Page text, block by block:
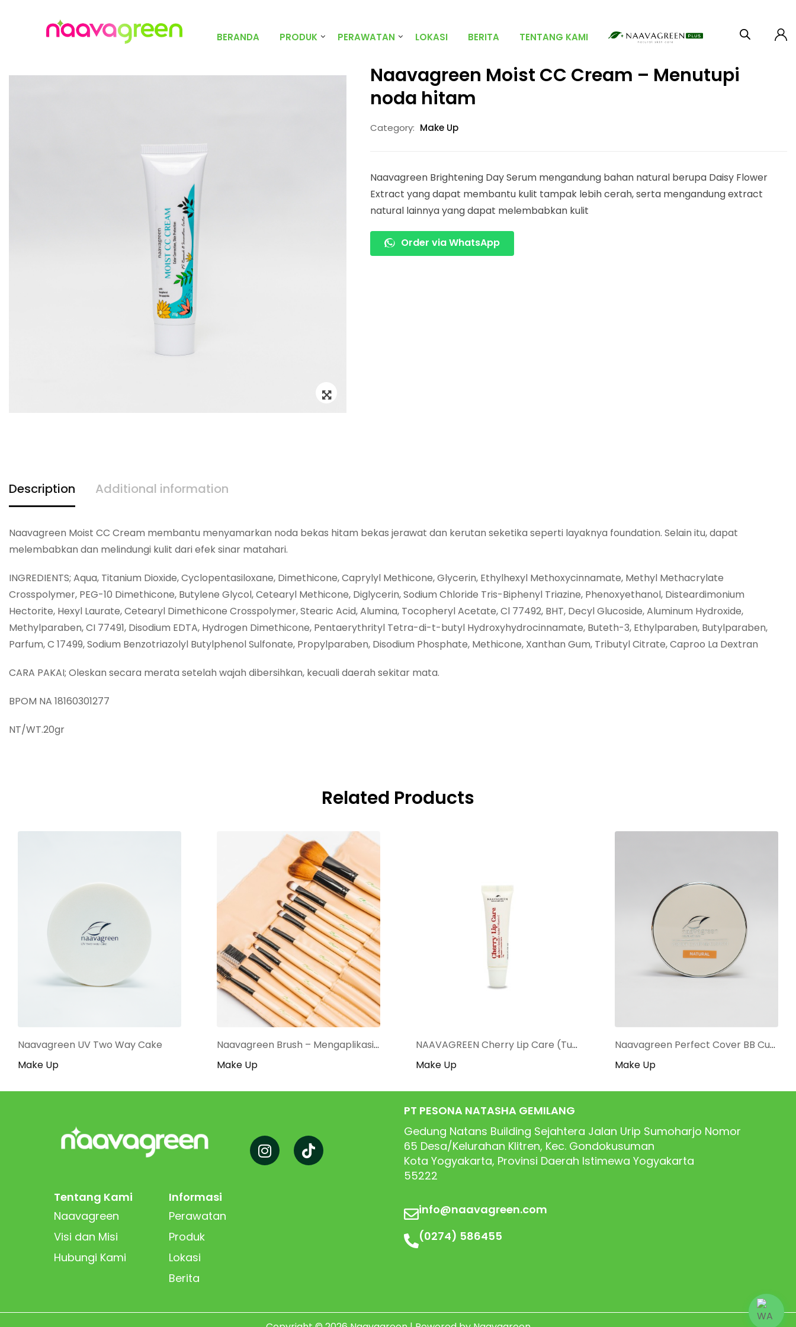
BERANDA PRODUK PERAWATAN LOKASI BERITA TENTANG KAMI
Naavagreen Moist CC Cream – Menutupi
noda hitam
Category: Make Up
Naavagreen Brightening Day Serum mengandung bahan natural berupa Daisy Flower
Extract yang dapat membantu kulit tampak lebih cerah, serta mengandung extract
natural lainnya yang dapat melembabkan kulit
Order via WhatsApp
Description Additional information
Naavagreen Moist CC Cream membantu menyamarkan noda bekas hitam bekas jerawat dan kerutan seketika seperti layaknya foundation. Selain itu, dapat
melembabkan dan melindungi kulit dari efek sinar matahari.
INGREDIENTS; Aqua, Titanium Dioxide, Cyclopentasiloxane, Dimethicone, Caprylyl Methicone, Glycerin, Ethylhexyl Methoxycinnamate, Methyl Methacrylate
Crosspolymer, PEG-10 Dimethicone, Butylene Glycol, Cetearyl Methicone, Diglycerin, Sodium Chloride Tris-Biphenyl Triazine, Phenoxyethanol, Disteardimonium
Hectorite, Hexyl Laurate, Cetearyl Dimethicone Crosspolymer, Stearic Acid, Alumina, Tocopheryl Acetate, Cl 77492, BHT, Decyl Glucoside, Aluminum Hydroxide,
Methylparaben, CI 77491, Disodium EDTA, Hydrogen Dimethicone, Pentaerythrityl Tetra-di-t-butyl Hydroxyhydrocinnamate, Buteth-3, Ethylparaben, Butylparaben,
Parfum, C 17499, Sodium Benzotriazolyl Butylphenol Sulfonate, Propylparaben, Disodium Phosphate, Methicone, Xanthan Gum, Tributyl Citrate, Caproo La Dextran
CARA PAKAI; Oleskan secara merata setelah wajah dibersihkan, kecuali daerah sekitar mata.
BPOM NA 18160301277
NT/WT.20gr
Related Products
Naavagreen UV Two Way Cake
Make Up
Naavagreen Brush – Mengaplikasikan make up
Make Up
NAAVAGREEN Cherry Lip Care (Tube 10 gram)
Make Up
Naavagreen Perfect Cover BB Cushion Natural
Make Up
Tentang Kami
Naavagreen
Visi dan Misi
Hubungi Kami
Informasi
Perawatan
Produk
Lokasi
Berita
PT PESONA NATASHA GEMILANG
Gedung Natans Building Sejahtera Jalan Urip Sumoharjo Nomor
65 Desa/Kelurahan Klitren, Kec. Gondokusuman
Kota Yogyakarta, Provinsi Daerah Istimewa Yogyakarta
55222
info@naavagreen.com
(0274) 586455